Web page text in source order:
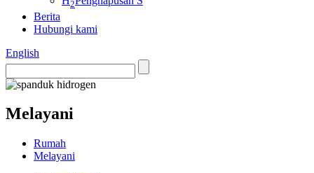
2
Berita
Hubungi kami
English
Melayani
Rumah
Melayani